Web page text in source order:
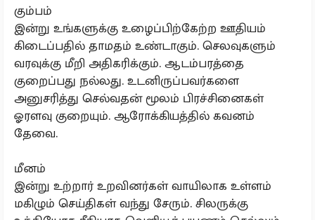
கும்பம்
இன்று உங்களுக்கு உழைப்பிற்கேற்ற ஊதியம்
கிடைப்பதில் தாமதம் உண்டாகும். செலவுகளும்
வரவுக்கு மீறி அதிகரிக்கும். ஆடம்பரத்தை
குறைப்பது நல்லது. உடனிருப்பவர்களை
அனுசரித்து செல்வதன் மூலம் பிரச்சினைகள்
ஓரளவு குறையும். ஆரோக்கியத்தில் கவனம்
தேவை.
மீனம்
இன்று உற்றார் உறவினர்கள் வாயிலாக உள்ளம்
மகிழும் செய்திகள் வந்து சேரும். சிலருக்கு